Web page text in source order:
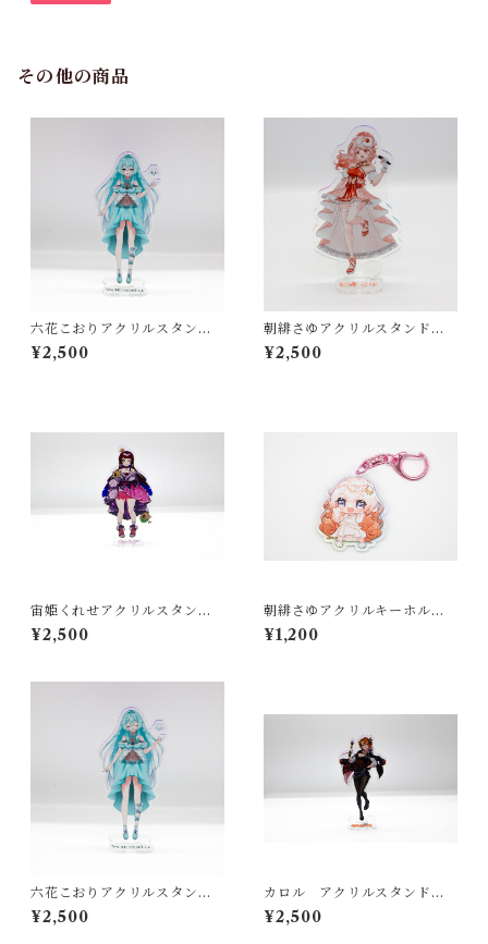
その他の商品
六花こおりアクリルスタンド
(B)【Function】
¥2,500
朝緋さゆアクリルスタンド【F
unction】
¥2,500
宙姫くれせアクリルスタンド
【Function】
¥2,500
朝緋さゆアクリルキーホルダ
ー【Function】２
¥1,200
六花こおりアクリルスタンド
(A)【Function】
¥2,500
カロル アクリルスタンド【F
unction】
¥2,500